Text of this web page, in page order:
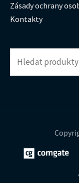
Zásady ochrany
Kontakty